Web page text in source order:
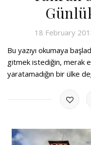
18 February
Bu yazıyı okumaya
gitmek istediğin, merak
yaratamadığın bir ülke